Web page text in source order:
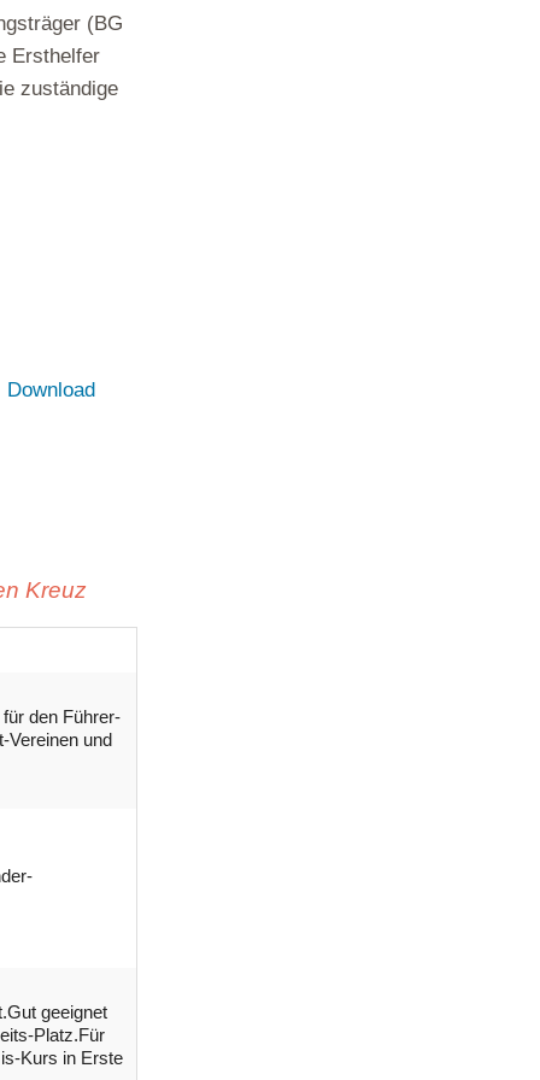
(BG
Ersthelfer
zuständige
Download
Kreuz
den Führer-
Vereinen und
geeignet
Platz.Für
Kurs in Erste